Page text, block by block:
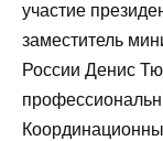
участие
заместитель
России Денис